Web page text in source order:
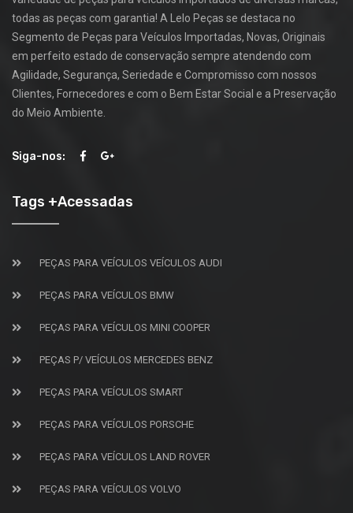
todas as peças com garantia! A Lelo Peças se destaca no
Segmento de Peças para Veículos Importadas, Novas, Originais
em perfeito estado de conservação sempre atendendo com
Agilidade, Segurança, Seriedade e Compromisso com nossos
Clientes, Fornecedores e com o Bem Estar Social e a Preservação
do Meio Ambiente.
Siga-nos:
Tags +Acessadas
PEÇAS PARA VEÍCULOS VEÍCULOS AUDI
PEÇAS PARA VEÍCULOS BMW
PEÇAS PARA VEÍCULOS MINI COOPER
PEÇAS P/ VEÍCULOS MERCEDES BENZ
PEÇAS PARA VEÍCULOS SMART
PEÇAS PARA VEÍCULOS PORSCHE
PEÇAS PARA VEÍCULOS LAND ROVER
PEÇAS PARA VEÍCULOS VOLVO